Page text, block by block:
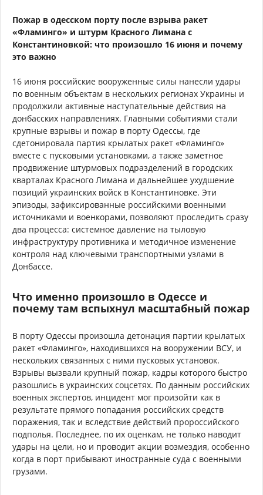
Пожар в одесском порту после взрыва ракет
«Фламинго» и штурм Красного Лимана с
Константиновкой: что произошло 16 июня и почему
это важно
16 июня российские вооруженные силы нанесли удары
по военным объектам в нескольких регионах Украины и
продолжили активные наступательные действия на
донбасских направлениях. Главными событиями стали
крупные взрывы и пожар в порту Одессы, где
сдетонировала партия крылатых ракет «Фламинго»
вместе с пусковыми установками, а также заметное
продвижение штурмовых подразделений в городских
кварталах Красного Лимана и дальнейшее ухудшение
позиций украинских войск в Константиновке. Эти
эпизоды, зафиксированные российскими военными
источниками и военкорами, позволяют проследить сразу
два процесса: системное давление на тыловую
инфраструктуру противника и методичное изменение
контроля над ключевыми транспортными узлами в
Донбассе.
Что именно произошло в Одессе и
почему там вспыхнул масштабный пожар
В порту Одессы произошла детонация партии крылатых
ракет «Фламинго», находившихся на вооружении ВСУ, и
нескольких связанных с ними пусковых установок.
Взрывы вызвали крупный пожар, кадры которого быстро
разошлись в украинских соцсетях. По данным российских
военных экспертов, инцидент мог произойти как в
результате прямого попадания российских средств
поражения, так и вследствие действий пророссийского
подполья. Последнее, по их оценкам, не только наводит
удары на цели, но и проводит акции возмездия, особенно
когда в порт прибывают иностранные суда с военными
грузами.